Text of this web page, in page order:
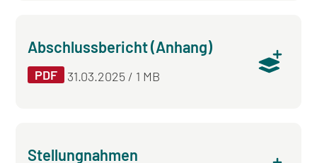
Abschlussbericht (Anhang)
PDF 31.03.2025 / 1 MB
Stellungnahmen